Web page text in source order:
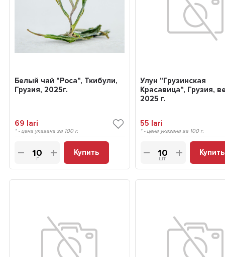
Белый чай "Роса", Ткибули,
Грузия, 2025г.
69 lari
* - цена указана за 100 г.
г
Купить
Улун "Грузинская
Красавица", Грузия,
2025 г.
55 lari
* - цена указана за 100 г.
шт.
Купить